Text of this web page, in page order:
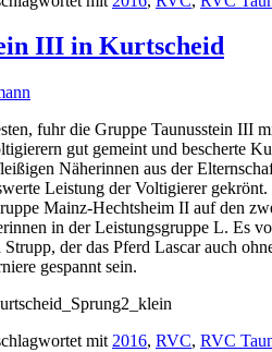
III in Kurtscheid
fuhr die Gruppe Taunusstein III
gut gemeint und bescherte
Näherinnen aus der
Leistung der Voltigierer
Mainz-Hechtsheim II auf den
in der Leistungsgruppe L.
der das Pferd Lascar auch
gespannt sein.
mit 2016, RVC, RVC